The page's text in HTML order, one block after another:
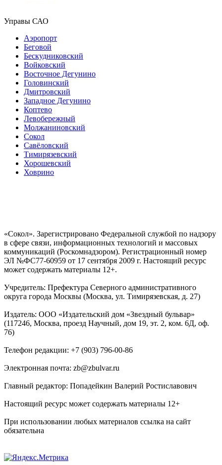
Управы САО
Аэропорт
Беговой
Бескудниковский
Войковский
Восточное Дегунино
Головинский
Дмитровский
Западное Дегунино
Коптево
Левобережный
Молжаниновский
Сокол
Савёловский
Тимирязевский
Хорошевский
Ховрино
«Сокол». Зарегистрировано Федеральной службой по надзору
в сфере связи, информационных технологий и массовых
коммуникаций (Роскомнадзором). Регистрационный номер
ЭЛ №ФС77-60959 от 17 сентября 2009 г. Настоящий ресурс
может содержать материалы 12+.
Учредитель: Префектура Северного административного
округа города Москвы (Москва, ул. Тимирязевская, д. 27)
Издатель: ООО «Издательский дом «Звездный бульвар»
(117246, Москва, проезд Научный, дом 19, эт. 2, ком. 6Д, оф.
76)
Телефон редакции: +7 (903) 796-00-86
Электронная почта: zb@zbulvar.ru
Главный редактор: Попадейкин Валерий Ростиславович
Настоящий ресурс может содержать материалы 12+
При использовании любых материалов ссылка на сайт
обязательна